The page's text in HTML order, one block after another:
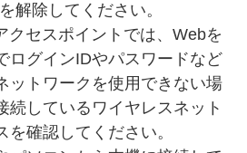
解除してください。
クセスポイントでは、Webを
ログインIDやパスワードなど
ットワークを使用できない場
続しているワイヤレスネット
を確認してください。